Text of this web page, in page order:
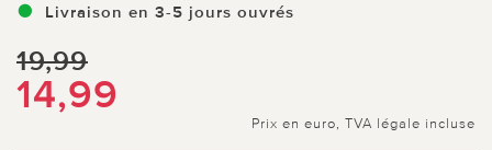
Livraison en 3-5 jours ouvrés
19,99
14,99
Prix en euro, TVA légale incluse